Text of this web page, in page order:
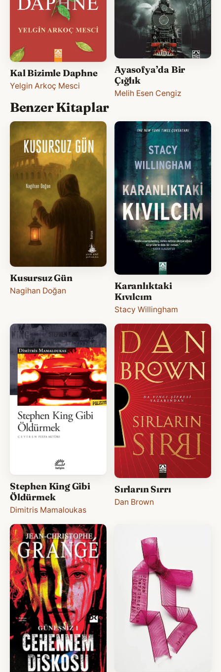
Kal Bizimle Daphne
Yelgin Arkoç Mesci
Ayasofya’da Bir
Çığlık
Melih Esen Cengiz
Benzer Kitaplar
Kusursuz Gün
Nagihan Doğan
Karanlıktaki
Kıvılcım
Stacy Willingham
Stephen King Gibi
Öldürmek
Dimitris Mamaloukas
Sırların Sırrı
Dan Brown